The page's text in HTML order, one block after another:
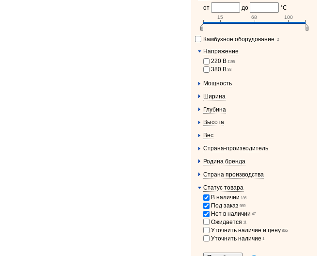
от
до °C
15 68 100
Камбузное оборудование 2
Напряжение
220 В 1195
380 В 93
Мощность
Ширина
Глубина
Высота
Вес
Страна-производитель
Родина бренда
Страна производства
Статус товара
В наличии 186
Под заказ 989
Нет в наличии 47
Ожидается 11
Уточнить наличие и цену 865
Уточнить наличие 1